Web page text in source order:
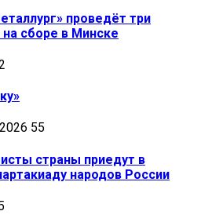
проведёт три
сборе в Минске
55
страны приедут в
народов России